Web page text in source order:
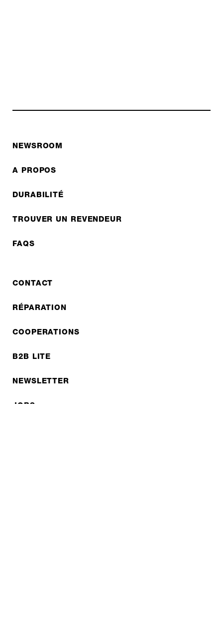
NEWSROOM
A PROPOS
DURABILITÉ
TROUVER UN REVENDEUR
FAQS
CONTACT
RÉPARATION
COOPERATIONS
B2B LITE
NEWSLETTER
JOBS